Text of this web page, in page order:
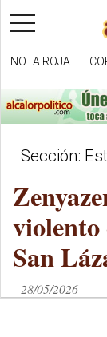
toggle
navigation
NOTA ROJA
Sección:
violento
San
28/05/2026